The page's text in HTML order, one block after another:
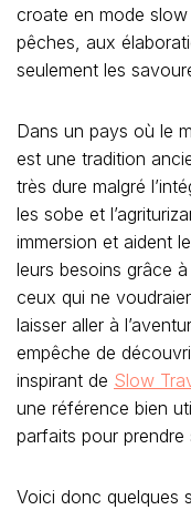
croate en mode slow
pêches, aux
seulement les
Dans un pays où le
est une tradition
très dure malgré
les sobe et
immersion et aident
leurs besoins grâce
ceux qui ne
laisser aller à
empêche de
inspirant de Slow
une référence bien
parfaits pour
Voici donc quelques